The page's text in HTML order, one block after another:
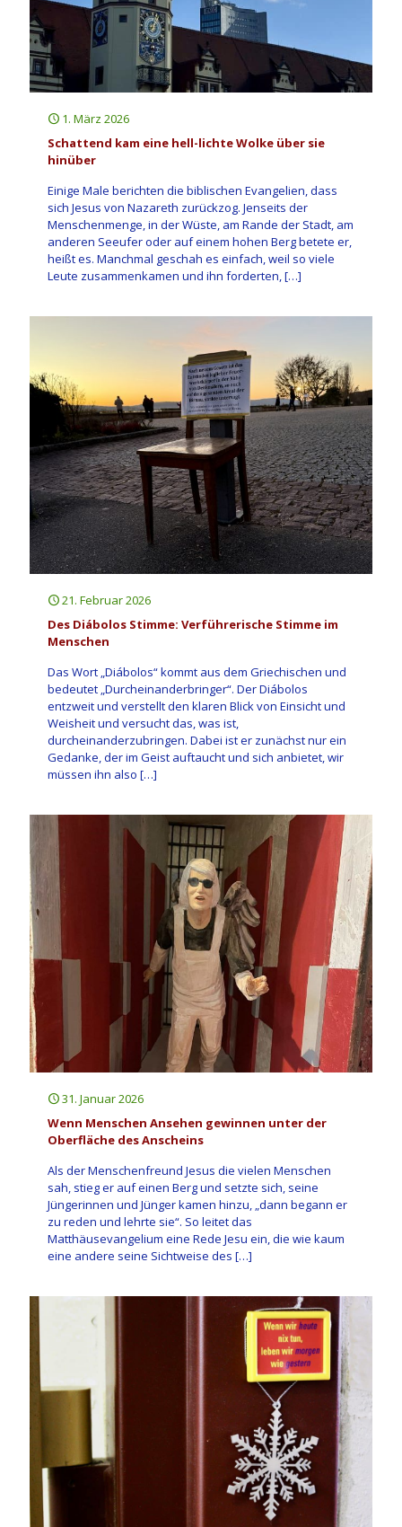
1. März 2026
Schattend kam eine hell-lichte Wolke über sie
hinüber
Einige Male berichten die biblischen Evangelien, dass
sich Jesus von Nazareth zurückzog. Jenseits der
Menschenmenge, in der Wüste, am Rande der Stadt, am
anderen Seeufer oder auf einem hohen Berg betete er,
heißt es. Manchmal geschah es einfach, weil so viele
Leute zusammenkamen und ihn forderten,[…]
21. Februar 2026
Des Diábolos Stimme: Verführerische Stimme im
Menschen
Das Wort „Diábolos“ kommt aus dem Griechischen und
bedeutet „Durcheinanderbringer“. Der Diábolos
entzweit und verstellt den klaren Blick von Einsicht und
Weisheit und versucht das, was ist,
durcheinanderzubringen. Dabei ist er zunächst nur ein
Gedanke, der im Geist auftaucht und sich anbietet, wir
müssen ihn also […]
31. Januar 2026
Wenn Menschen Ansehen gewinnen unter der
Oberfläche des Anscheins
Als der Menschenfreund Jesus die vielen Menschen
sah, stieg er auf einen Berg und setzte sich, seine
Jüngerinnen und Jünger kamen hinzu, „dann begann er
zu reden und lehrte sie“. So leitet das
Matthäusevangelium eine Rede Jesu ein, die wie kaum
eine andere seine Sichtweise des […]